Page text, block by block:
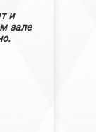
и
зале